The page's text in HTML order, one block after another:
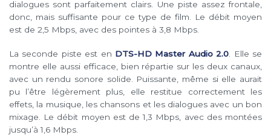
dialogues sont parfaitement clairs. Une piste assez frontale,
donc, mais suffisante pour ce type de film. Le débit moyen
est de 2,5 Mbps, avec des pointes à 3,8 Mbps.
La seconde piste est en DTS-HD Master Audio 2.0 . Elle se
montre elle aussi efficace, bien répartie sur les deux canaux,
avec un rendu sonore solide. Puissante, même si elle aurait
pu l’être légèrement plus, elle restitue correctement les
effets, la musique, les chansons et les dialogues avec un bon
mixage. Le débit moyen est de 1,3 Mbps, avec des montées
jusqu’à 1,6 Mbps.